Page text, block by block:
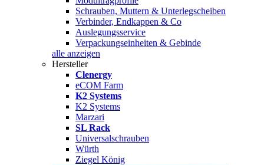
Schrauben, Muttern & Unterlegscheiben
Verbinder, Endkappen & Co
Auslegungsservice
Verpackungseinheiten & Gebinde
alle anzeigen
Hersteller
Clenergy
eCOM Farm
K2 Systems
K2 Systems
Marzari
SL Rack
Universalschrauben
Würth
Ziegel König